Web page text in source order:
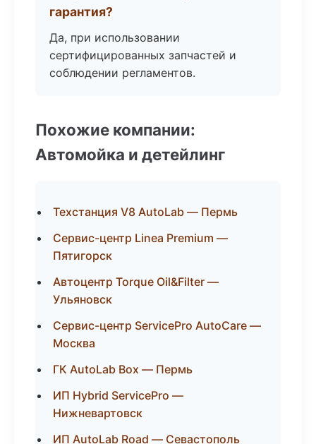
гарантия?
Да, при использовании
сертифицированных запчастей и
соблюдении регламентов.
Похожие компании:
Автомойка и детейлинг
Техстанция V8 AutoLab — Пермь
Сервис-центр Linea Premium —
Пятигорск
Автоцентр Torque Oil&Filter —
Ульяновск
Сервис-центр ServicePro AutoCare —
Москва
ГК AutoLab Box — Пермь
ИП Hybrid ServicePro —
Нижневартовск
ИП AutoLab Road — Севастополь